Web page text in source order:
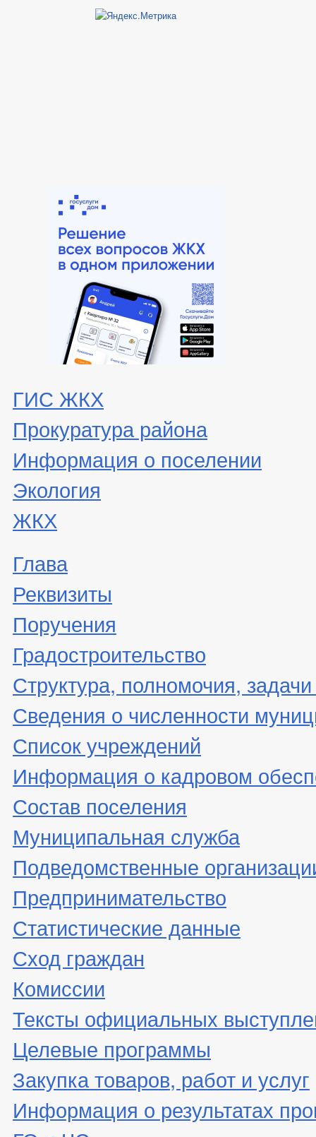
ГИС ЖКХ
Прокуратура района
Информация о поселении
Экология
ЖКХ
Глава
Реквизиты
Поручения
Градостроительство
Структура, полномочия,
Сведения о численности
Список учреждений
Информация о кадровом
Состав поселения
Муниципальная служба
Подведомственные
Предпринимательство
Статистические данные
Сход граждан
Комиссии
Тексты официальных
Целевые программы
Закупка товаров, работ и услуг
Информация о результатах